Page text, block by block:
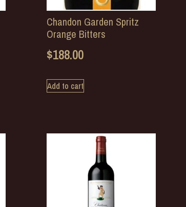
Chandon Garden Spritz
Orange Bitters
$188.00
Add to cart